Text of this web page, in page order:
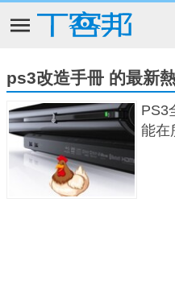
ps3改造手冊 的最新
PS3
能在